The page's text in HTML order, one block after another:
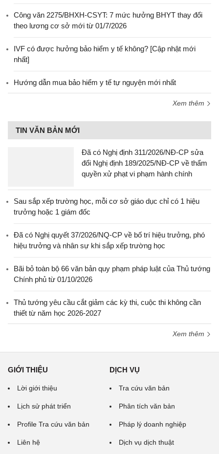
Công văn 2275/BHXH-CSYT: 7 mức hưởng BHYT thay đổi
theo lương cơ sở mới từ 01/7/2026
IVF có được hưởng bảo hiểm y tế không? [Cập nhật mới
nhất]
Hướng dẫn mua bảo hiểm y tế tự nguyện mới nhất
Xem thêm
TIN VĂN BẢN MỚI
Đã có Nghị định 311/2026/NĐ-CP sửa
đổi Nghị định 189/2025/NĐ-CP về thẩm
quyền xử phạt vi phạm hành chính
Sau sắp xếp trường học, mỗi cơ sở giáo dục chỉ có 1 hiệu
trưởng hoặc 1 giám đốc
Đã có Nghị quyết 37/2026/NQ-CP về bố trí hiệu trưởng, phó
hiệu trưởng và nhân sự khi sắp xếp trường học
Bãi bỏ toàn bộ 66 văn bản quy phạm pháp luật của Thủ tướng
Chính phủ từ 01/10/2026
Thủ tướng yêu cầu cắt giảm các kỳ thi, cuộc thi không cần
thiết từ năm học 2026-2027
Xem thêm
GIỚI THIỆU
Lời giới thiệu
Lịch sử phát triển
Profile Tra cứu văn bản
Liên hệ
DỊCH VỤ
Tra cứu văn bản
Phân tích văn bản
Pháp lý doanh nghiệp
Dịch vụ dịch thuật